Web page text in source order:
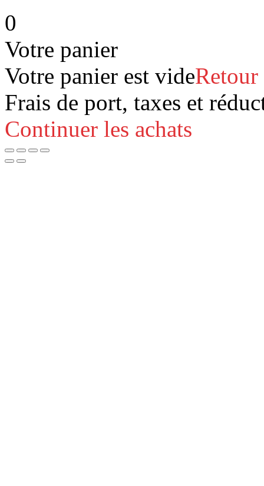
0
Votre panier
Votre panier est vide
Frais de port, taxes et
Continuer les achats